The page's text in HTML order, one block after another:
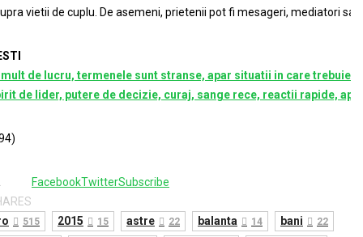
vietii de cuplu. De asemeni, prietenii pot fi mesageri, mediatori
de lucru, termenele sunt stranse, apar situatii in care trebuie
de lider, putere de decizie, curaj, sange rece, reactii rapide,
FacebookTwitterSubscribe
515 2015 15 astre 22 balanta 14 bani 22